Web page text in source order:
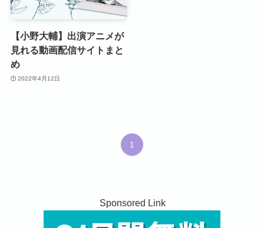
【小野大輔】出演アニメが
見れる動画配信サイトまと
め
2022年4月12日
1
Sponsored Link